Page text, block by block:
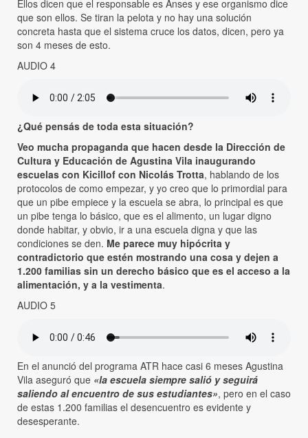
Ellos dicen que el responsable es Anses y ese organismo dice
que son ellos. Se tiran la pelota y no hay una solución
concreta hasta que el sistema cruce los datos, dicen, pero ya
son 4 meses de esto.
AUDIO 4
¿Qué pensás de toda esta situación?
Veo mucha propaganda que hacen desde la Dirección de
Cultura y Educación de Agustina Vila inaugurando
escuelas con Kicillof con Nicolás Trotta, hablando de los
protocolos de como empezar, y yo creo que lo primordial para
que un pibe empiece y la escuela se abra, lo principal es que
un pibe tenga lo básico, que es el alimento, un lugar digno
donde habitar, y obvio, ir a una escuela digna y que las
condiciones se den. Me parece muy hipócrita y
contradictorio que estén mostrando una cosa y dejen a
1.200 familias sin un derecho básico que es el acceso a la
alimentación, y a la vestimenta.
AUDIO 5
En el anunció del programa ATR hace casi 6 meses Agustina
Vila aseguró que «la escuela siempre salió y seguirá
saliendo al encuentro de sus estudiantes», pero en el caso
de estas 1.200 familias el desencuentro es evidente y
desesperante.